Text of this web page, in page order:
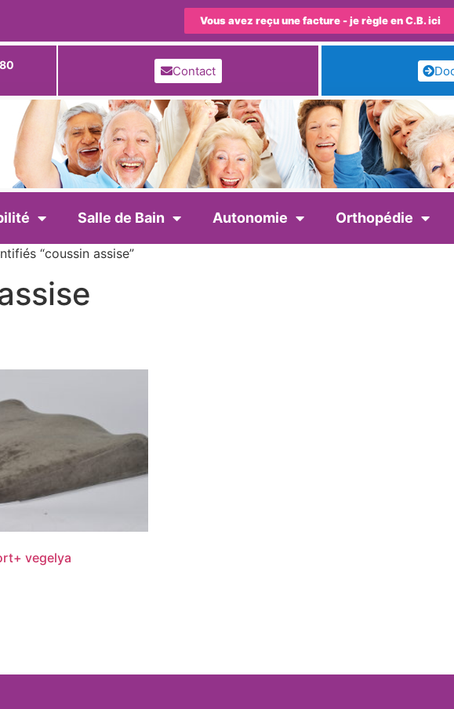
Vous avez reçu une facture - je règle en C.B. ici
Contact
Salle de Bain Autonomie Orthopédie
“coussin assise”
vegelya